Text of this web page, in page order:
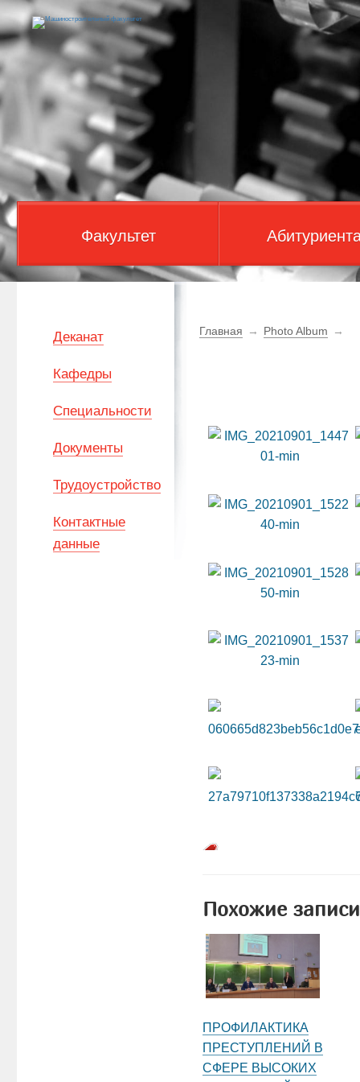
Факультет
Главная → Photo Album →
Похожие записи
ПРОФИЛАКТИКА
ПРЕСТУПЛЕНИЙ В
СФЕРЕ ВЫСОКИХ
Деканат
Кафедры
Специальности
Документы
Трудоустройство
Контактные
данные